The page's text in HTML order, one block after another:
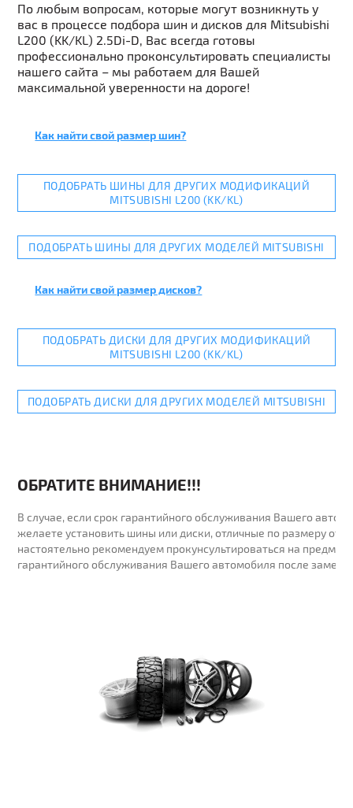
По любым вопросам, которые могут возникнуть у
вас в процессе подбора шин и дисков для Mitsubishi
L200 (KK/KL) 2.5Di-D, Вас всегда готовы
профессионально проконсультировать специалисты
нашего сайта – мы работаем для Вашей
максимальной уверенности на дороге!
Как найти свой размер шин?
ПОДОБРАТЬ ШИНЫ ДЛЯ ДРУГИХ МОДИФИКАЦИЙ
MITSUBISHI L200 (KK/KL)
ПОДОБРАТЬ ШИНЫ ДЛЯ ДРУГИХ МОДЕЛЕЙ MITSUBISHI
Как найти свой размер дисков?
ПОДОБРАТЬ ДИСКИ ДЛЯ ДРУГИХ МОДИФИКАЦИЙ
MITSUBISHI L200 (KK/KL)
ПОДОБРАТЬ ДИСКИ ДЛЯ ДРУГИХ МОДЕЛЕЙ MITSUBISHI
ОБРАТИТЕ ВНИМАНИЕ!!!
В случае, если срок гарантийного обслуживания Вашего
желаете установить шины или диски, отличные по размеру от
настоятельно рекомендуем прокунсультироваться на предмет
гарантийного обслуживания Вашего автомобиля после